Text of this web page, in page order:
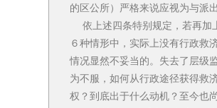
的区公所）严格来说应视为与派
依上述四条特别规定，若再加
６种情形中，实际上没有行政救
情况显然不妥当的。失去了层级
为不服，如何从行政途径获得救
权？到底出于什么动机？至今也